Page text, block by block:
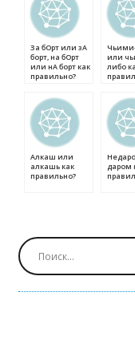
За бОрт или зА
борт, на бОрт
или нА борт как
правильно?
или
либо
Алкаш или
алкашь как
правильно?
даром